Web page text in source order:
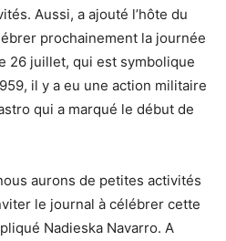
Aussi, a ajouté l’hôte du
prochainement la journée
26 juillet, qui est symbolique
il y a eu une action militaire
qui a marqué le début de
aurons de petites activités
le journal à célébrer cette
Nadieska Navarro. A